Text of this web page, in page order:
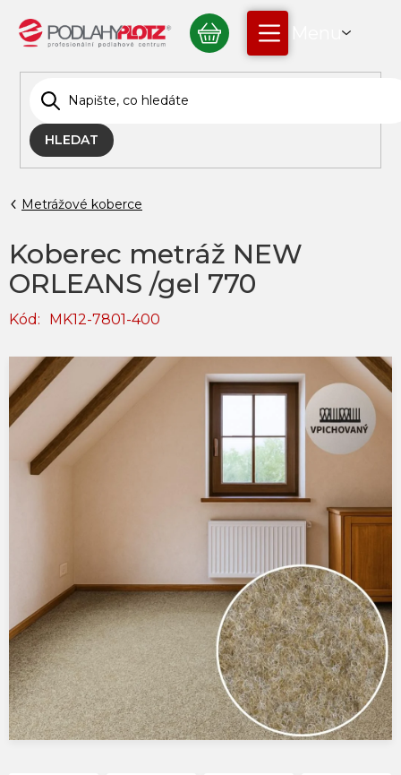
obsah
HLEDAT
NÁKUPNÍ
KOŠÍK
Metrážové koberce
Koberec metráž NEW
ORLEANS /gel 770
Kód: MK12-7801-400